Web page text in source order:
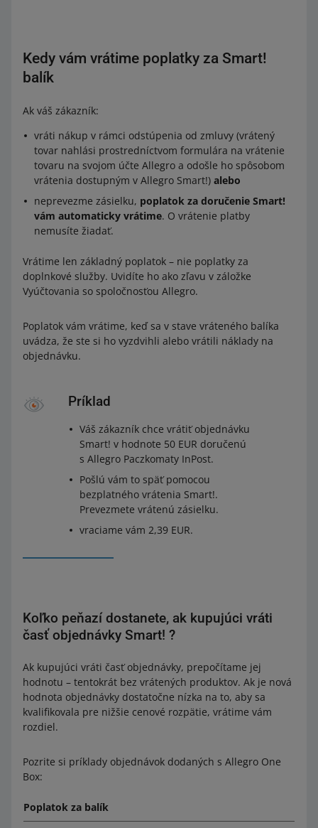
Kedy vám vrátime poplatky za Smart!
balík
Ak váš zákazník:
vráti nákup v rámci odstúpenia od zmluvy (vrátený
tovar nahlási prostredníctvom formulára na vrátenie
tovaru na svojom účte Allegro a odošle ho spôsobom
vrátenia dostupným v Allegro Smart!) alebo
neprevezme zásielku, poplatok za doručenie Smart!
vám automaticky vrátime. O vrátenie platby
nemusíte žiadať.
Vrátime len základný poplatok – nie poplatky za
doplnkové služby. Uvidíte ho ako zľavu v záložke
Vyúčtovania so spoločnosťou Allegro.
Poplatok vám vrátime, keď sa v stave vráteného balíka
uvádza, že ste si ho vyzdvihli alebo vrátili náklady na
objednávku.
Príklad
Váš zákazník chce vrátiť objednávku
Smart! v hodnote 50 EUR doručenú
s Allegro Paczkomaty InPost.
Pošlú vám to späť pomocou
bezplatného vrátenia Smart!.
Prevezmete vrátenú zásielku.
vraciame vám 2,39 EUR.
Koľko peňazí dostanete, ak kupujúci vráti
časť objednávky Smart! ?
Ak kupujúci vráti časť objednávky, prepočítame jej
hodnotu – tentokrát bez vrátených produktov. Ak je nová
hodnota objednávky dostatočne nízka na to, aby sa
kvalifikovala pre nižšie cenové rozpätie, vrátime vám
rozdiel.
Pozrite si príklady objednávok dodaných s Allegro One
Box:
Poplatok za balík